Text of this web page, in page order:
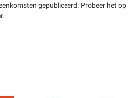
gepubliceerd. Probeer het op